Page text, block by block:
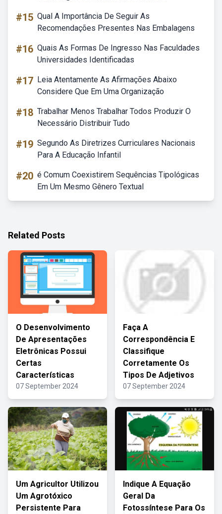
#15 Qual A Importância De Seguir As
Recomendações Presentes Nas Embalagens
#16 Quais As Formas De Ingresso Nas Faculdades
Universidades Identificadas
#17 Leia Atentamente As Afirmações Abaixo
Considere Que Em Uma Organização
#18 Trabalhar Menos Trabalhar Todos Produzir O
Necessário Distribuir Tudo
#19 Segundo As Diretrizes Curriculares Nacionais
Para A Educação Infantil
#20 é Comum Coexistirem Sequências Tipológicas
Em Um Mesmo Gênero Textual
Related Posts
O Desenvolvimento
De Apresentações
Eletrônicas Possui
Certas
Características
07 September 2024
Faça A
Correspondência E
Classifique
Corretamente Os
Tipos De Adjetivos
07 September 2024
Um Agricultor Utilizou
Um Agrotóxico
Persistente Para
Indique A Equação
Geral Da
Fotossíntese Para Os